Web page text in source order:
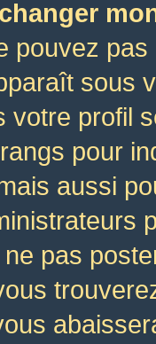
pouvez
sous
votre profil
pour
aussi
pas